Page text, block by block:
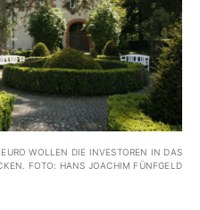
WOLLEN DIE INVESTOREN IN DAS
FOTO: HANS JOACHIM FÜNFGELD